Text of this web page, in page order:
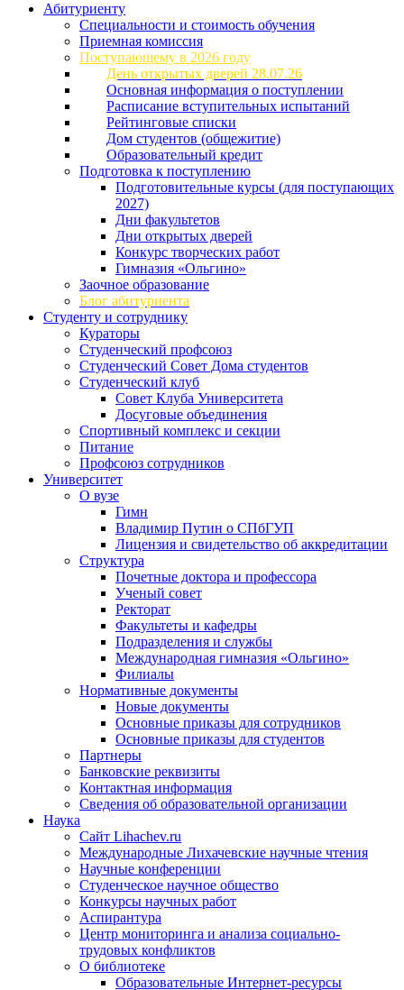
Абитуриенту
Специальности и стоимость обучения
Приемная комиссия
Поступающему в 2026 году
День открытых дверей 28.07.26
Основная информация о поступлении
Расписание вступительных испытаний
Рейтинговые списки
Дом студентов (общежитие)
Образовательный кредит
Подготовка к поступлению
Подготовительные курсы (для поступающих
2027)
Дни факультетов
Дни открытых дверей
Конкурс творческих работ
Гимназия «Ольгино»
Заочное образование
Блог абитуриента
Студенту и сотруднику
Кураторы
Студенческий профсоюз
Студенческий Совет Дома студентов
Студенческий клуб
Совет Клуба Университета
Досуговые объединения
Спортивный комплекс и секции
Питание
Профсоюз сотрудников
Университет
О вузе
Гимн
Владимир Путин о СПбГУП
Лицензия и свидетельство об аккредитации
Структура
Почетные доктора и профессора
Ученый совет
Ректорат
Факультеты и кафедры
Подразделения и службы
Международная гимназия «Ольгино»
Филиалы
Нормативные документы
Новые документы
Основные приказы для сотрудников
Основные приказы для студентов
Партнеры
Банковские реквизиты
Контактная информация
Сведения об образовательной организации
Наука
Сайт Lihachev.ru
Международные Лихачевские научные чтения
Научные конференции
Студенческое научное общество
Конкурсы научных работ
Аспирантура
Центр мониторинга и анализа социально-
трудовых конфликтов
О библиотеке
Образовательные Интернет-ресурсы